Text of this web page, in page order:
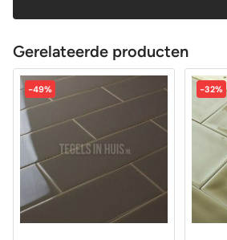
Gerelateerde producten
-49% -32%